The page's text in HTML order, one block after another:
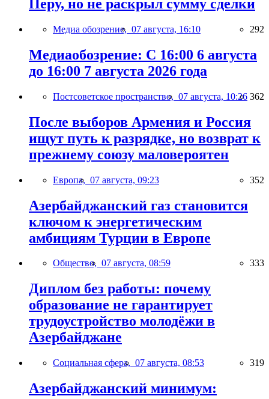
Перу, но не раскрыл сумму сделки
Медиа обозрение, 07 августа, 16:10 292
Медиаобозрение: С 16:00 6 августа
до 16:00 7 августа 2026 года
Постсоветское пространство, 07 августа, 10:26 362
После выборов Армения и Россия
ищут путь к разрядке, но возврат к
прежнему союзу маловероятен
Европа, 07 августа, 09:23 352
Азербайджанский газ становится
ключом к энергетическим
амбициям Турции в Европе
Общество, 07 августа, 08:59 333
Диплом без работы: почему
образование не гарантирует
трудоустройство молодёжи в
Азербайджане
Социальная сфера, 07 августа, 08:53 319
Азербайджанский минимум: